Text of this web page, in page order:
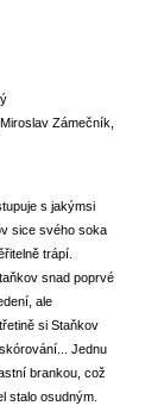
Zámečník,
s jakýmsi
sice svého soka
trápí.
snad poprvé
ale
si Staňkov
Jednu
brankou, což
stalo osudným.